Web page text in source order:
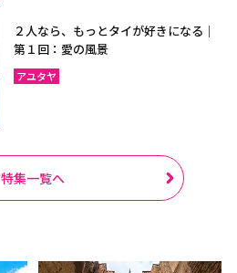
２人なら、もっとタイが好きになる｜
第１回：愛の風景
アユタヤ
特集一覧へ